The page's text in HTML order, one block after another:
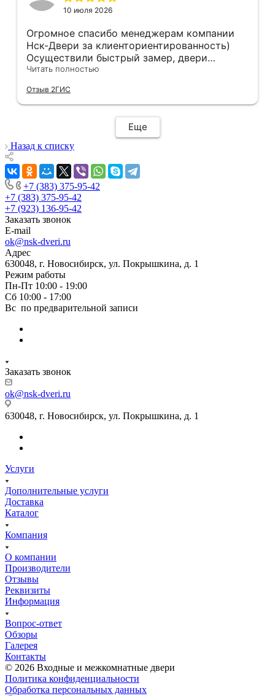
10 июля 2026
Огромное спасибо менеджерам компании
Нск-Двери за клиенториентированность)
Осуществили быстрый замер, двери
оказались в наличии. По доставке
компанию, где я могу указать удобный для
меня интервал времени, а не ждать весь
день🙏 Не могу не отметить качественный
монтаж дверей, спасибо мастеру Антону за
его труд!!!
Читать полностью
Отзыв 2ГИС
Еще
Назад к списку
+7 (383) 375-95-42
+7 (383) 375-95-42
+7 (923) 136-95-42
Заказать звонок
E-mail
ok@nsk-dveri.ru
Адрес
630048, г. Новосибирск, ул. Покрышкина, д. 1
Режим работы
Пн-Пт 10:00 - 19:00
Сб 10:00 - 17:00
Вс по предварительной записи
Заказать звонок
ok@nsk-dveri.ru
630048, г. Новосибирск, ул. Покрышкина, д. 1
Услуги
Дополнительные услуги
Доставка
Каталог
Компания
О компании
Производители
Отзывы
Реквизиты
Информация
Вопрос-ответ
Обзоры
Галерея
Контакты
© 2026 Входные и межкомнатные двери
Политика конфиденциальности
Обработка персональных данных